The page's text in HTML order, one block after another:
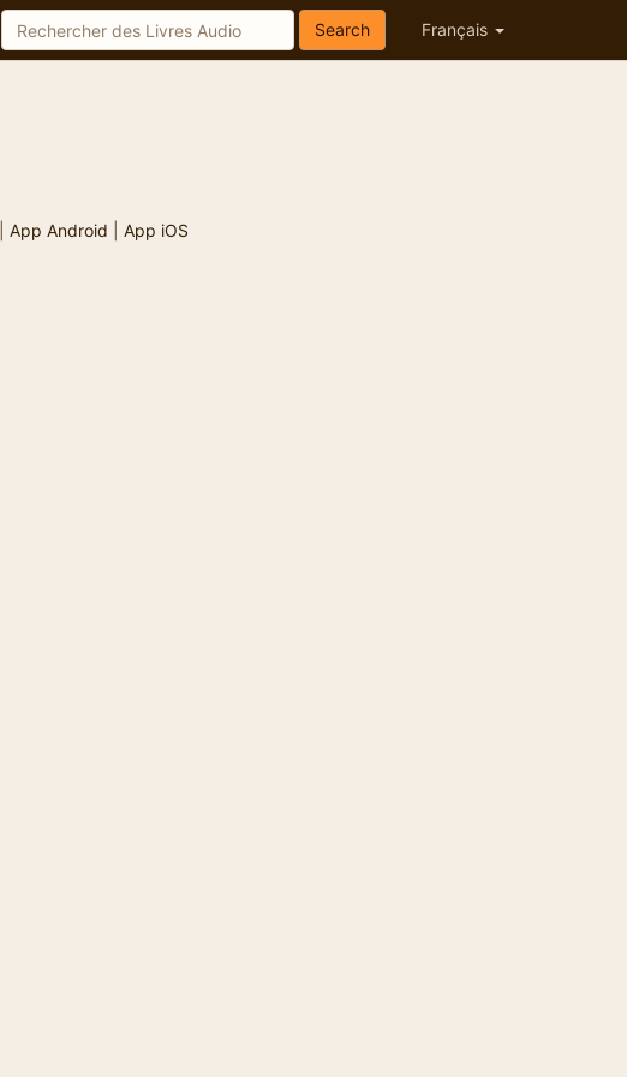
Français
Search
App Android App iOS